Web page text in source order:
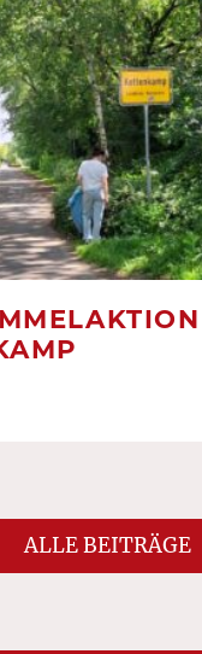
ALLE BEITRÄGE